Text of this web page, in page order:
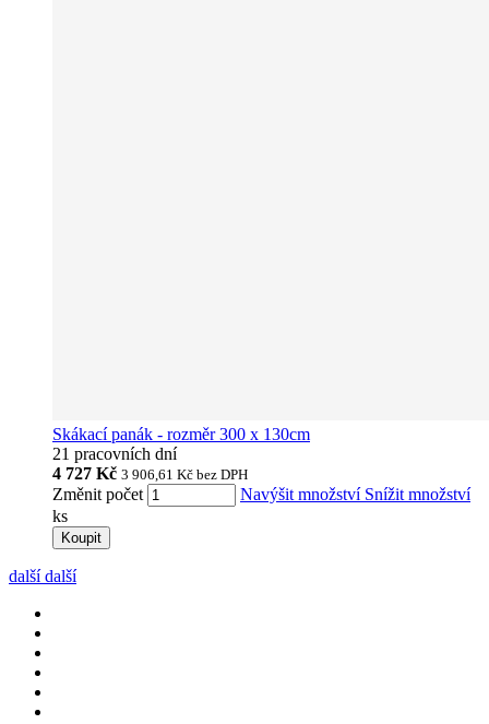
Skákací panák - rozměr 300 x 130cm
21 pracovních dní
4 727 Kč 3 906,61 Kč bez DPH
Změnit počet Navýšit množství Snížit množství
ks
Koupit
další další